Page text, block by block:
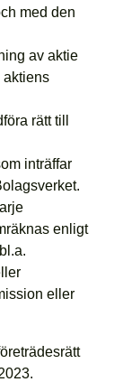
med den
av aktie
aktiens
rätt till
inträffar
enligt
eller